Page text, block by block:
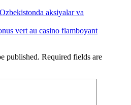
aksiyalar va
vert au casino flamboyant
published. Required fields are